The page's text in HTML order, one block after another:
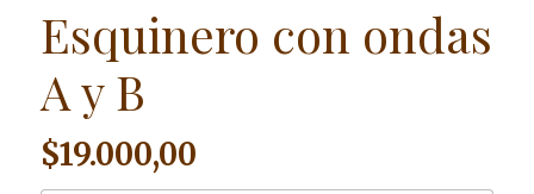
Esquinero con ondas
A y B
$19.000,00